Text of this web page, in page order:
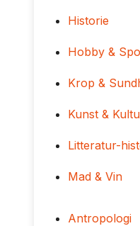
Historie
Hobby &
Krop &
Kunst &
Litteratur-
Mad & Vin
Antropologi